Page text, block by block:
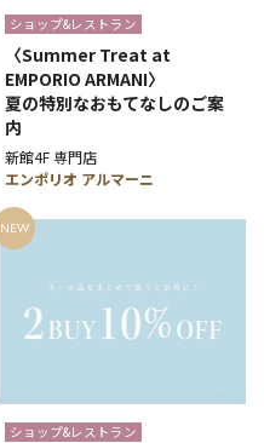
ショップ&レストラン
〈Summer Treat at
EMPORIO ARMANI〉
夏の特別なおもてなしのご案
内
新館4F 専門店
エンポリオ アルマーニ
NEW
ショップ&レストラン